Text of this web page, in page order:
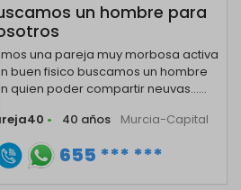
un hombre para
una pareja muy morbosa activa
buen fisico buscamos un hombre
quien poder compartir neuvas......
• 40 años Murcia-Capital
655 *** ***